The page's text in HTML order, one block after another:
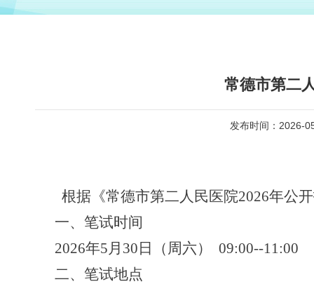
常德市第二
发布时间：2026-
根据《常德市第二人民医院2026年公
一、 笔试时间
2026年5月30日（周六） 09:00--11:00
二、笔试地点